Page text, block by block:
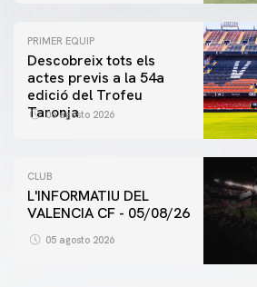
PRIMER EQUIP
Descobreix tots els
actes previs a la 54a
edició del Trofeu
Taronja
06 agosto 2026
CLUB
L'INFORMATIU DEL
VALENCIA CF - 05/08/26
05 agosto 2026